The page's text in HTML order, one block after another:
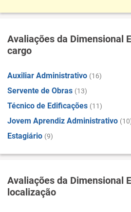
Avaliações da Dimensional
cargo
Auxiliar Administrativo (16)
Servente de Obras (13)
Técnico de Edificações (11)
Jovem Aprendiz Administrativo
Estagiário (9)
Avaliações da Dimensional
localização